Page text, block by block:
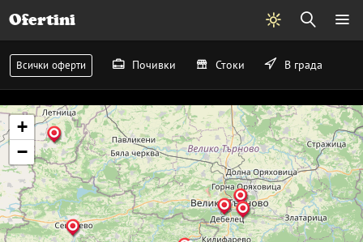
Ofertini
Всички оферти Почивки Стоки В града
+
−